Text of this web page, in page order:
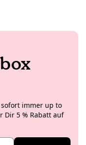
immer up to
Dir 5 % Rabatt auf